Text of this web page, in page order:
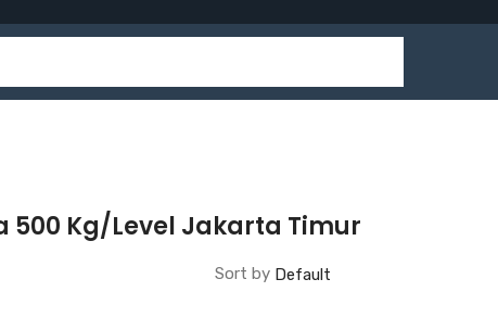
500 Kg/Level Jakarta Timur
Sort by